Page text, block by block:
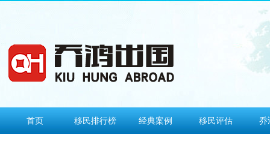
首页 移民排行榜 经典案例 移民评估 乔